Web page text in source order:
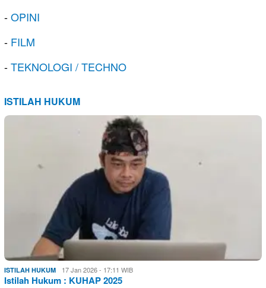
-OPINI
- FILM
-TEKNOLOGI / TECHNO
ISTILAH HUKUM
ISTILAH HUKUM 17 Jan 2026 - 17:11 WIB
Istilah Hukum : KUHAP 2025